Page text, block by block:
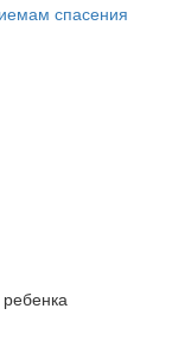
спасения